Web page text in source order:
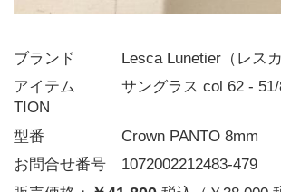
ブランド   Lesca Lunetier（レスカ
アイテム   サングラス col 62 - 51/
TION
型番     Crown PANTO 8mm
お問合せ番号 1072002212483-479